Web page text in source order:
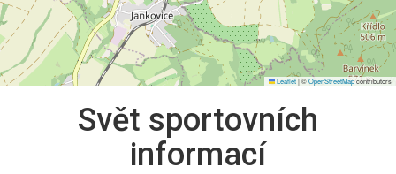
Leaflet|©OpenStreetMapcontributors
Svět sportovních
informací